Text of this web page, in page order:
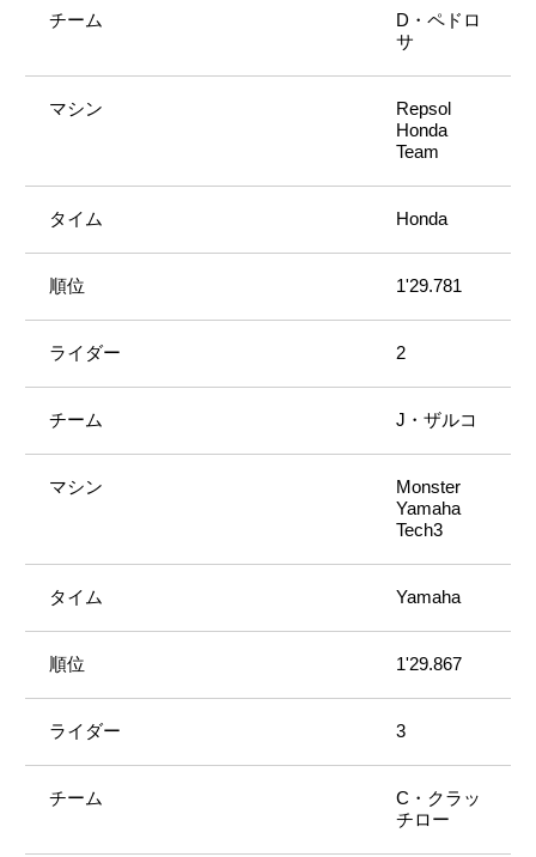
D・ペドロ
サ
Repsol
Honda
Team
Honda
1'29.781
2
J・ザルコ
Monster
Yamaha
Tech3
Yamaha
1'29.867
3
C・クラッ
チロー